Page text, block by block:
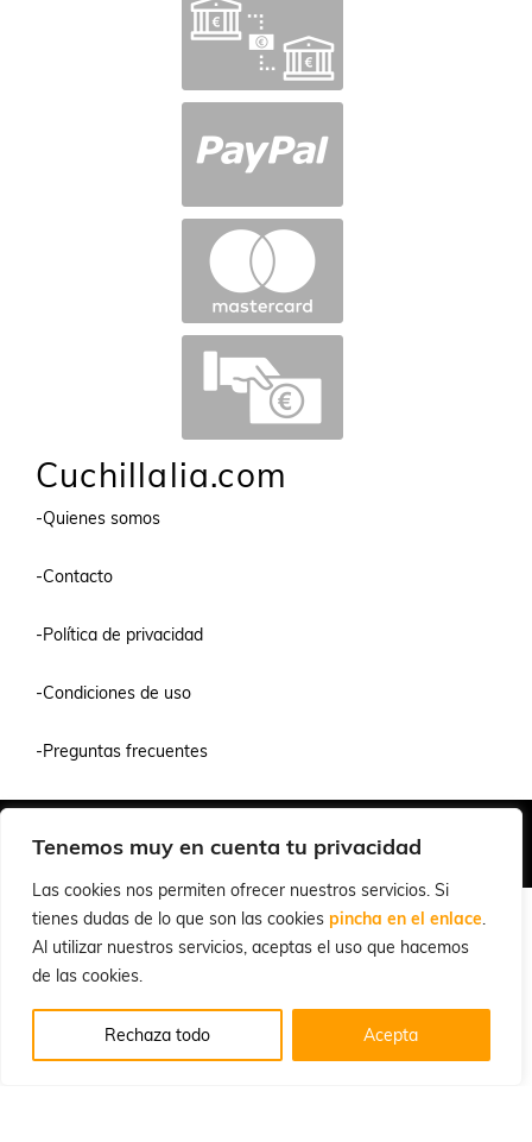
Tenemos muy en cuenta tu privacidad
Las cookies nos permiten ofrecer nuestros servicios. Si
tienes dudas de lo que son las cookies pincha en el enlace.
Al utilizar nuestros servicios, aceptas el uso que hacemos
de las cookies.
Rechaza todo Acepta
Cuchillalia.com
-Quienes somos
-Contacto
-Política de privacidad
-Condiciones de uso
-Preguntas frecuentes
© 2026 Cuchillalia.com